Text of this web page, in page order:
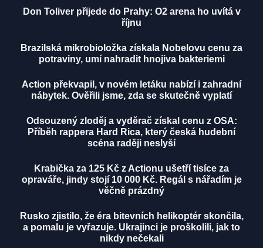
Don Toliver přijede do Prahy: O2 arena ho uvítá v
říjnu
Brazilská mikrobioložka získala Nobelovu cenu za
potraviny, umí nahradit hnojiva bakteriemi
Action překvapil, v novém letáku nabízí i zahradní
nábytek. Ověřili jsme, zda se skutečně vyplatí
Odsouzený zloděj a vyděrač získal cenu z OSA:
Příběh rappera Hard Rica, který česká hudební
scéna raději neslyší
Krabička za 125 Kč z Actionu ušetří tisíce za
opraváře, jindy stojí 10 000 Kč. Regál s nářadím je
věčně prázdný
Rusko zjistilo, že éra bitevních helikoptér skončila,
a pomalu je vyřazuje. Ukrajinci je proškolili, jak to
nikdy nečekali